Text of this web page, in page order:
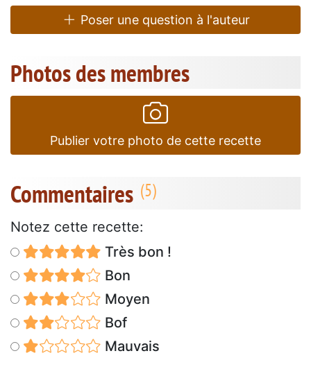
Poser une question à l'auteur
Photos des membres
Publier votre photo de cette recette
Commentaires
Notez cette recette:
Très bon !
Bon
Moyen
Bof
Mauvais